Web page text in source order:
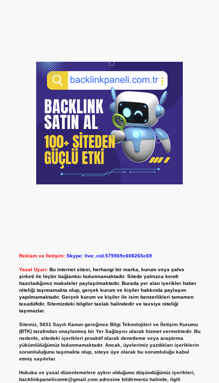
Reklam ve İletişim: Skype: live:.cid.575569c608265c69
Yasal Uyarı: Bu internet sitesi, herhangi bir marka, kurum veya şahıs
şirketi ile hiçbir bağlantısı bulunmamaktadır. Sitede yalnızca kendi
hazırladığımız makaleler paylaşılmaktadır. Burada yer alan içerikler haber
niteliği taşımamakta olup, gerçek kurum ve kişiler hakkında paylaşım
yapılmamaktadır. Gerçek kurum ve kişiler ile isim benzerlikleri tamamen
tesadüfidir. Sitemizdeki bilgiler taslak halindedir ve tavsiye niteliği
taşımazlar.
Sitemiz, 5651 Sayılı Kanun gereğince Bilgi Teknolojileri ve İletişim Kurumu
(BTK) tarafından onaylanmış bir Yer Sağlayıcı olarak hizmet vermektedir. Bu
nedenle, sitedeki içerikleri proaktif olarak denetleme veya araştırma
yükümlülüğümüz bulunmamaktadır. Ancak, üyelerimiz yazdıkları içeriklerin
sorumluluğunu taşımakta olup, siteye üye olarak bu sorumluluğu kabul
etmiş sayılırlar.
Hukuka ve yasal düzenlemelere aykırı olduğunu düşündüğünüz içerikleri,
backlinkpanelicomtr@gmail.comadresine bildirmeniz halinde, ilgili